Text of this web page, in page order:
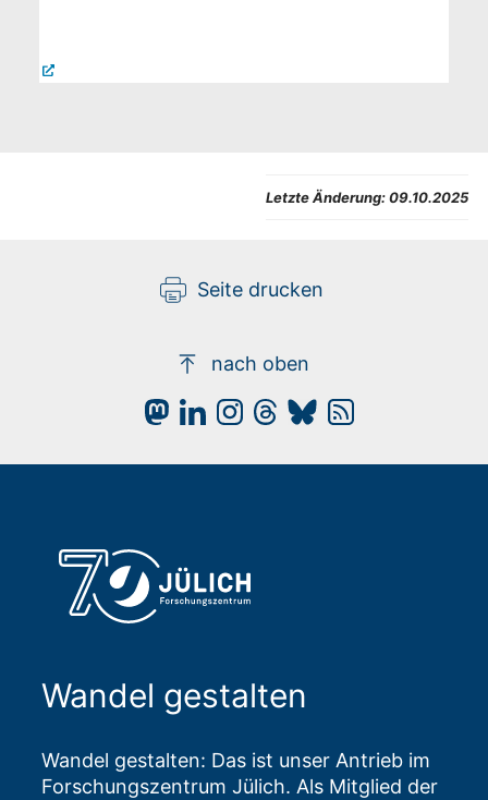
Letzte Änderung:09.10.2025
Seite drucken
nach oben
Wandel gestalten
Wandel gestalten: Das ist unser Antrieb im
Forschungszentrum Jülich. Als Mitglied der